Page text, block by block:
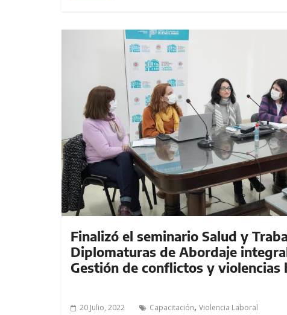
Finalizó el seminario Salud y
Diplomaturas de Abordaje
Gestión de conflictos y violencias
20 Julio, 2022 Capacitación, Violencia Laboral